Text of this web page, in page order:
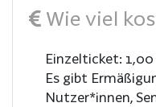
Wie viel
Einzelticket: 1,00
Es gibt
Nutzer*innen,